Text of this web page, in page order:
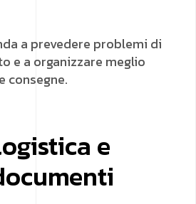
a prevedere problemi di
e a organizzare meglio
consegne.
e